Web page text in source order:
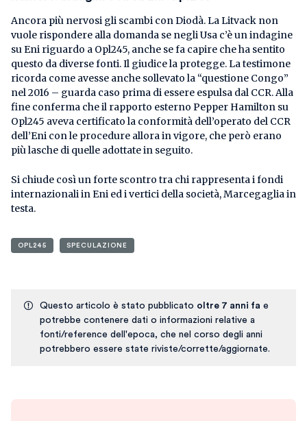
Ancora più nervosi gli scambi con Diodà. La Litvack non
vuole rispondere alla domanda se negli Usa c’è un indagine
su Eni riguardo a Opl245, anche se fa capire che ha sentito
questo da diverse fonti. Il giudice la protegge. La testimone
ricorda come avesse anche sollevato la “questione Congo”
nel 2016 – guarda caso prima di essere espulsa dal CCR. Alla
fine conferma che il rapporto esterno Pepper Hamilton su
Opl245 aveva certificato la conformità dell’operato del CCR
dell’Eni con le procedure allora in vigore, che però erano
più lasche di quelle adottate in seguito.
Si chiude così un forte scontro tra chi rappresenta i fondi
internazionali in Eni ed i vertici della società, Marcegaglia in
testa.
OPL245 SPECULAZIONE
Questo articolo è stato pubblicato oltre 7 anni fa e
potrebbe contenere dati o informazioni relative a
fonti/reference dell'epoca, che nel corso degli anni
potrebbero essere state riviste/corrette/aggiornate.